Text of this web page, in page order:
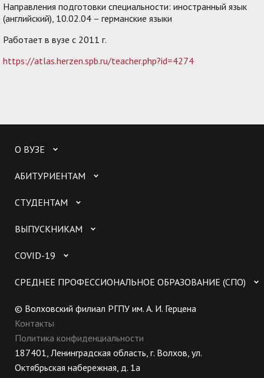
Направления подготовки специальности: иностранный язык
(английский), 10.02.04 – германские языки
Работает в вузе с 2011 г.
https://atlas.herzen.spb.ru/teacher.php?id=4274
О ВУЗЕ
АБИТУРИЕНТАМ
СТУДЕНТАМ
ВЫПУСКНИКАМ
COVID-19
СРЕДНЕЕ ПРОФЕССИОНАЛЬНОЕ ОБРАЗОВАНИЕ (СПО)
© Волховский филиал РГПУ им. А. И. Герцена
Контакты
Политика конфиденциальности
187401, Ленинградская область, г. Волхов, ул.
Октябрьская набережная, д. 1а